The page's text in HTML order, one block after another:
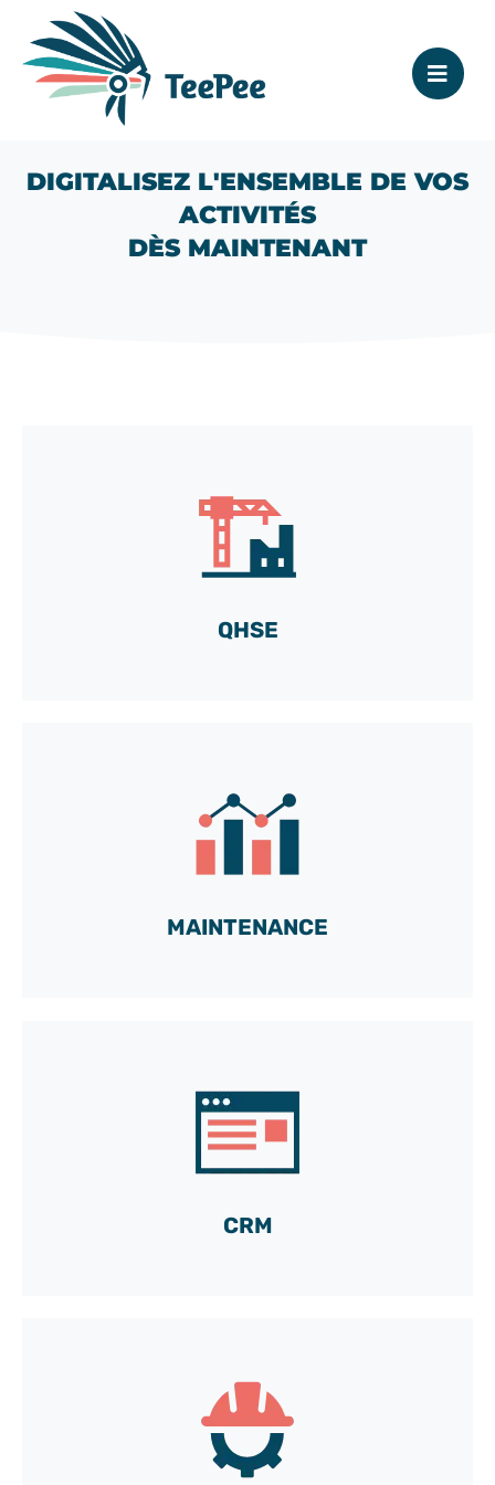
DIGITALISEZ L'ENSEMBLE DE VOS
ACTIVITÉS
DÈS MAINTENANT
QHSE
Plongez dans le quotidien de Kévin,
responsable QHSE, avec TeePee
MAINTENANCE
Découvrez comment Guillaume,
électrotechnicien, utilise TeePee au
CRM
Un pack CRM clé-en-main
co-développé par Sébastien
TeePee sur la chantier du Grand Paris
Express ?
Oui, grâce à Julien !